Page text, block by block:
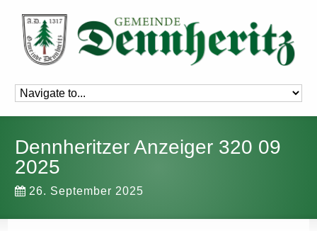
Dennheritzer Anzeiger 320 09
2025
26. September 2025